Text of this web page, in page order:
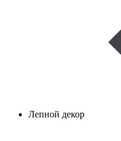
Лепной декор